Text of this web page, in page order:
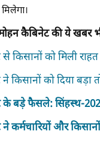
कैबिनेट की ये खबर
किसानों को मिली
किसानों को दिया बड़ा
के बड़े फैसले:सिंहस्थ-
कर्मचारियों और